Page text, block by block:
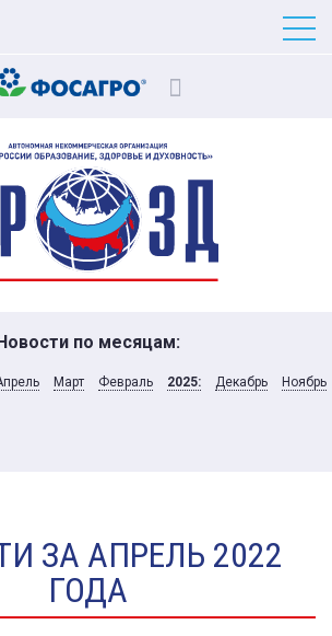
по месяцам:
Март Февраль 2025: Декабрь Ноябрь
ЗА АПРЕЛЬ 2022
ГОДА